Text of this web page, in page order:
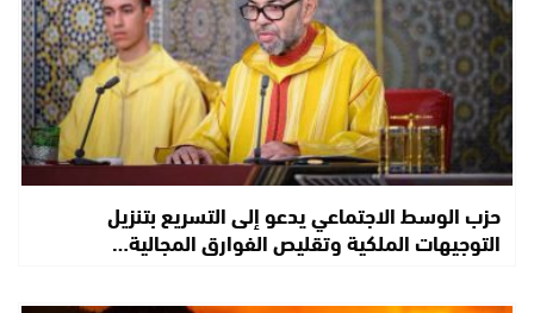
حزب الوسط الاجتماعي يدعو إلى التسريع بتنزيل
التوجيهات الملكية وتقليص الفوارق المجالية…